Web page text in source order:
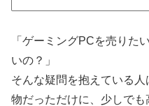
「ゲーミングPCを売りた
いの？」
そんな疑問を抱えている
物だっただけに、少しで